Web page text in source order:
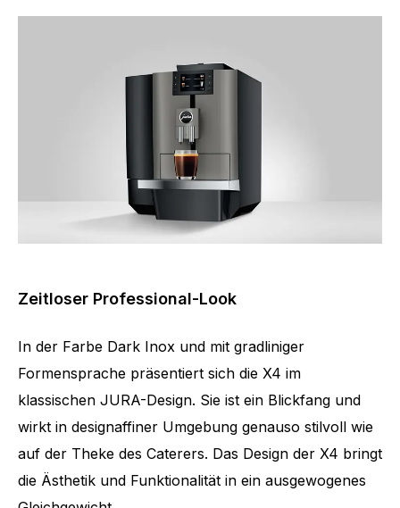
Zeitloser Professional-Look
In der Farbe Dark Inox und mit gradliniger
Formensprache präsentiert sich die X4 im
klassischen JURA-Design. Sie ist ein Blickfang und
wirkt in designaffiner Umgebung genauso stilvoll wie
auf der Theke des Caterers. Das Design der X4 bringt
die Ästhetik und Funktionalität in ein ausgewogenes